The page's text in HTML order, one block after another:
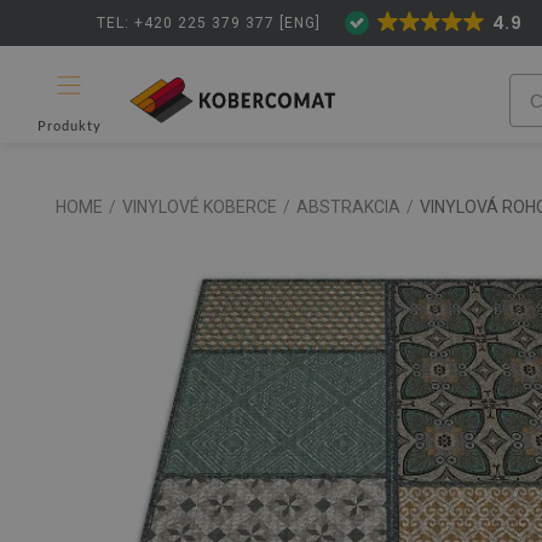
TEL: +420 225 379 377 [ENG] 4.9
Produkty
HOME / VINYLOVÉ KOBERCE / ABSTRAKCIA / VINYLOVÁ